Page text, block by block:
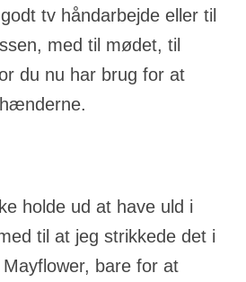
tv håndarbejde eller til
med til mødet, til
du nu har brug for at
holde ud at have uld i
til at jeg strikkede det i
bare for at